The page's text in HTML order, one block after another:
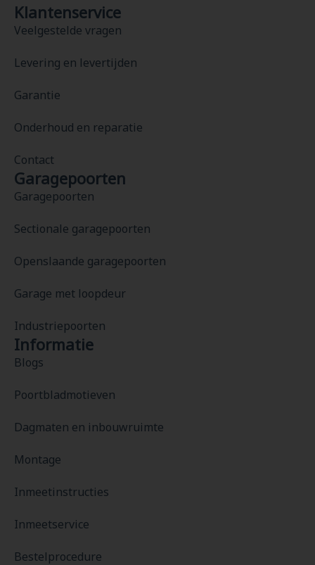
Klantenservice
Veelgestelde vragen
Levering en levertijden
Garantie
Onderhoud en reparatie
Contact
Garagepoorten
Garagepoorten
Sectionale garagepoorten
Openslaande garagepoorten
Garage met loopdeur
Industriepoorten
Informatie
Blogs
Poortbladmotieven
Dagmaten en inbouwruimte
Montage
Inmeetinstructies
Inmeetservice
Bestelprocedure